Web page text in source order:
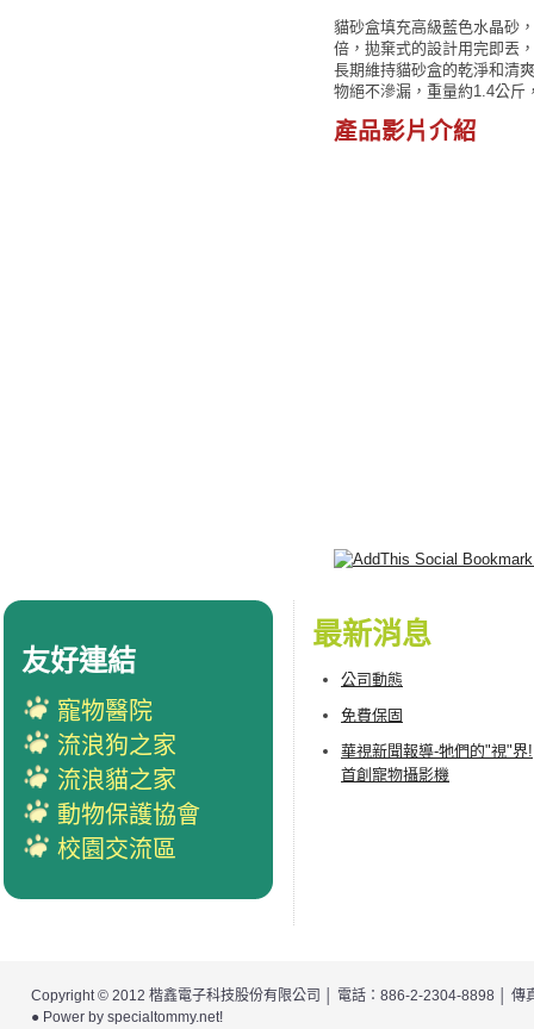
貓砂盒填充高級藍色水晶砂
倍，拋棄式的設計用完即丟
長期維持貓砂盒的乾淨和清
物絕不滲漏，重量約1.4公斤
產品影片介紹
最新消息
公司動態
免費保固
華視新聞報導-牠們的"視"界!
首創寵物攝影機
友好連結
寵物醫院
流浪狗之家
流浪貓之家
動物保護協會
校園交流區
Copyright © 2012 楷鑫電子科技股份有限公司
│ 電話：886-2-2304-8898 │
● Power by specialtommy.net!